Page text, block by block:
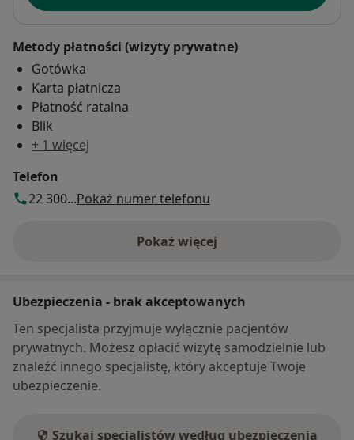
Metody płatności (wizyty prywatne)
Gotówka
Karta płatnicza
Płatność ratalna
Blik
+ 1 więcej
Telefon
22 300...Pokaż numer telefonu
Pokaż więcej
o adresie
Ubezpieczenia - brak akceptowanych
Ten specjalista przyjmuje wyłącznie pacjentów
prywatnych. Możesz opłacić wizytę samodzielnie lub
znaleźć innego specjalistę, który akceptuje Twoje
ubezpieczenie.
Szukaj specjalistów według ubezpieczenia